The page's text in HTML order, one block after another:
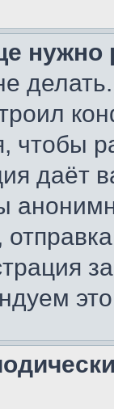
нужно
чтобы
даёт